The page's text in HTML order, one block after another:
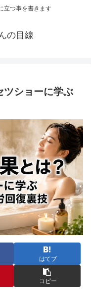
立つ事を書きます
の目線
ツショーに学ぶ
はてブ
コピー